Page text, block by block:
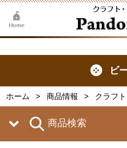
ビ
ホーム 商品情報 クラフト
商品検索